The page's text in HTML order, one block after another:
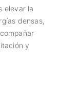
elevar la
densas,
y